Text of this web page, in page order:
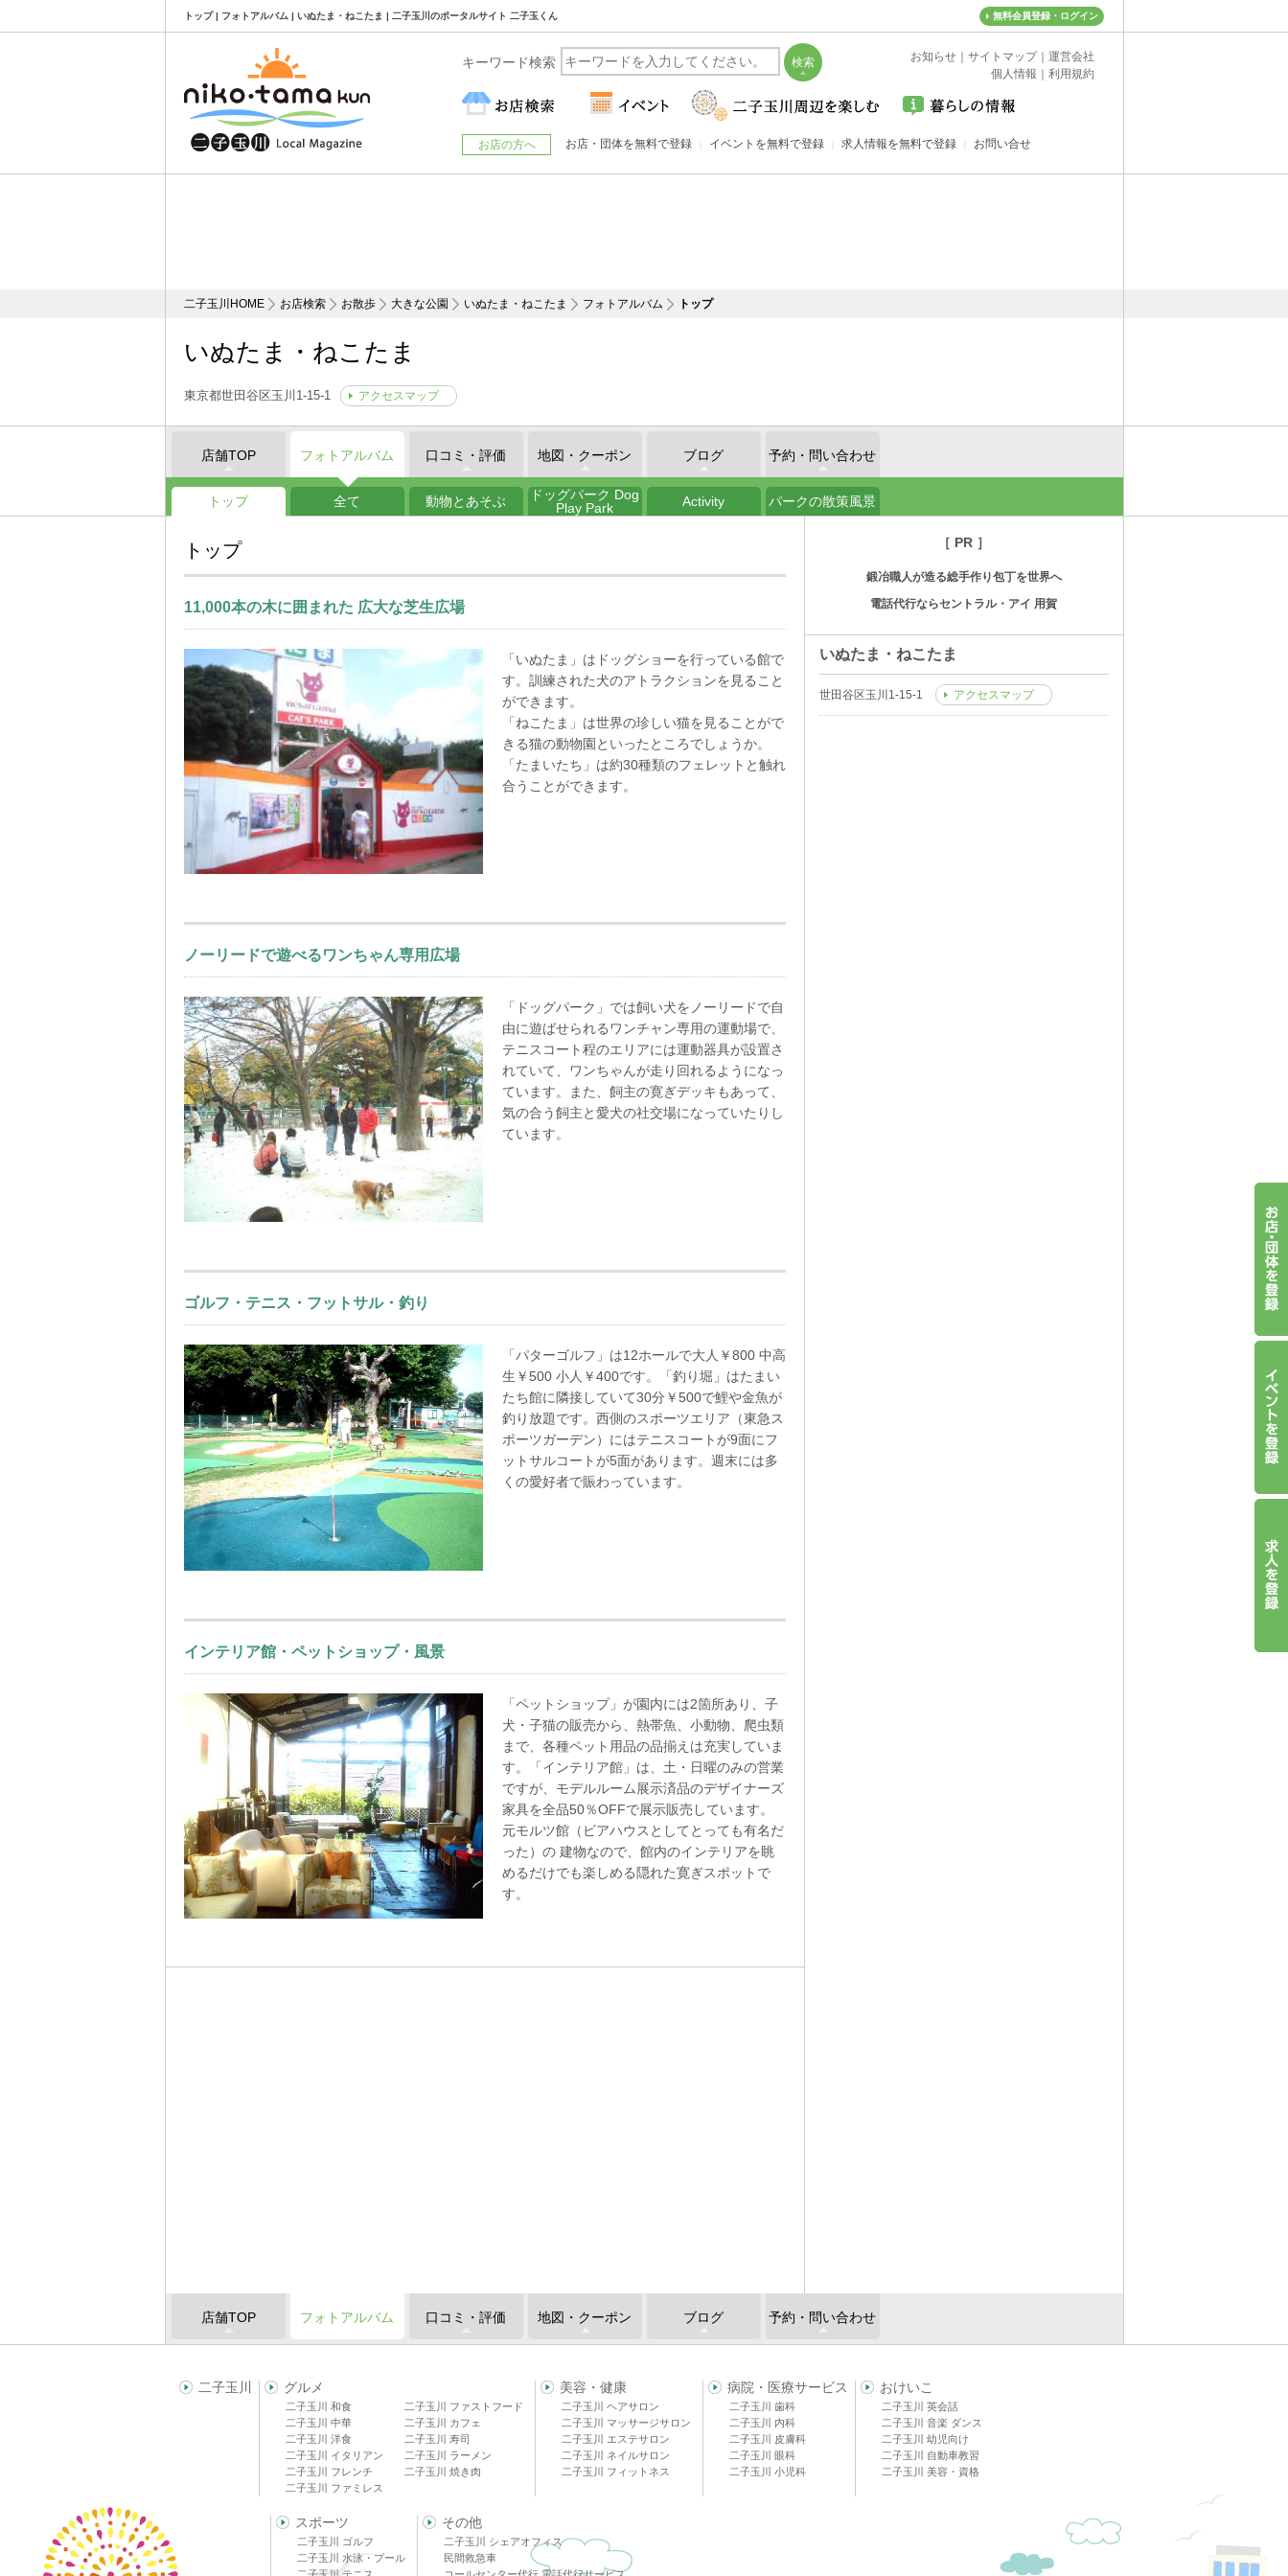
トップ | フォトアルバム | いぬたま・ねこたま | 二子玉川のポータルサイト 二子玉くん 無料会員登録・ログイン
二子玉川HOME お店検索 お散歩 大きな公園 いぬたま・ねこたま フォトアルバム トップ
いぬたま・ねこたま
東京都世田谷区玉川1-15-1 アクセスマップ
店舗TOP フォトアルバム 口コミ・評価 地図・クーポン ブログ 予約・問い合わせ
トップ 全て 動物とあそぶ
ドッグパーク Dog
Play Park
Activity パークの散策風景
トップ
11,000本の木に囲まれた 広大な芝生広場
「いぬたま」はドッグショーを行っている館で
す。訓練された犬のアトラクションを見ること
ができます。
「ねこたま」は世界の珍しい猫を見ることがで
きる猫の動物園といったところでしょうか。
「たまいたち」は約30種類のフェレットと触れ
合うことができます。
ノーリードで遊べるワンちゃん専用広場
「ドッグパーク」では飼い犬をノーリードで自
由に遊ばせられるワンチャン専用の運動場で、
テニスコート程のエリアには運動器具が設置さ
れていて、ワンちゃんが走り回れるようになっ
ています。また、飼主の寛ぎデッキもあって、
気の合う飼主と愛犬の社交場になっていたりし
ています。
ゴルフ・テニス・フットサル・釣り
「パターゴルフ」は12ホールで大人￥800 中高
生￥500 小人￥400です。「釣り堀」はたまい
たち館に隣接していて30分￥500で鯉や金魚が
釣り放題です。西側のスポーツエリア（東急ス
ポーツガーデン）にはテニスコートが9面にフ
ットサルコートが5面があります。週末には多
くの愛好者で賑わっています。
インテリア館・ペットショップ・風景
「ペットショップ」が園内には2箇所あり、子
犬・子猫の販売から、熱帯魚、小動物、爬虫類
まで、各種ペット用品の品揃えは充実していま
す。「インテリア館」は、土・日曜のみの営業
ですが、モデルルーム展示済品のデザイナーズ
家具を全品50％OFFで展示販売しています。
元モルツ館（ビアハウスとしてとっても有名だ
った）の 建物なので、館内のインテリアを眺
めるだけでも楽しめる隠れた寛ぎスポットで
す。
［ PR ］
鍛冶職人が造る総手作り包丁を世界へ
電話代行ならセントラル・アイ 用賀
いぬたま・ねこたま
世田谷区玉川1-15-1 アクセスマップ
店舗TOP フォトアルバム 口コミ・評価 地図・クーポン ブログ 予約・問い合わせ
二子玉川 グルメ
二子玉川 和食
二子玉川 中華
二子玉川 洋食
二子玉川 イタリアン
二子玉川 フレンチ
二子玉川 ファミレス
二子玉川 ファストフード
二子玉川 カフェ
二子玉川 寿司
二子玉川 ラーメン
二子玉川 焼き肉
美容・健康
二子玉川 ヘアサロン
二子玉川 マッサージサロン
二子玉川 エステサロン
二子玉川 ネイルサロン
二子玉川 フィットネス
病院・医療サービス
二子玉川 歯科
二子玉川 内科
二子玉川 皮膚科
二子玉川 眼科
二子玉川 小児科
おけいこ
二子玉川 英会話
二子玉川 音楽 ダンス
二子玉川 幼児向け
二子玉川 自動車教習
二子玉川 美容・資格
スポーツ
二子玉川 ゴルフ
二子玉川 水泳・プール
その他
二子玉川 シェアオフィス
民間救急車
キーワード検索 お知らせ サイトマップ｜ 運営会社
個人情報
利用規約
お店の方へ お店・団体を無料で登録 イベントを無料で登録 求人情報を無料で登録 お問い合せ